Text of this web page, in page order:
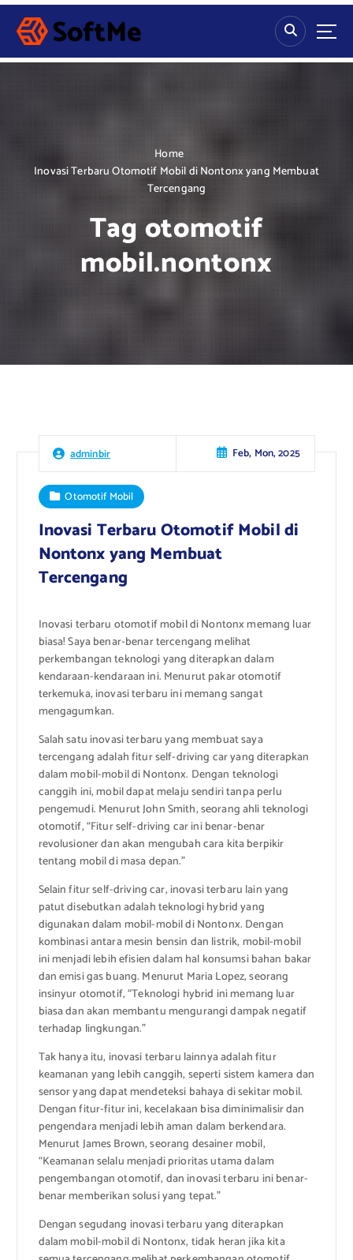
S
p
Home
Inovasi Terbaru Otomotif Mobil di Nontonx yang Membuat
Tercengang
Tag otomotif
mobil.nontonx
adminbir Feb, Mon, 2025
Otomotif Mobil
Inovasi Terbaru Otomotif Mobil di
Nontonx yang Membuat
Tercengang
Inovasi terbaru otomotif mobil di Nontonx memang luar
biasa! Saya benar-benar tercengang melihat
perkembangan teknologi yang diterapkan dalam
kendaraan-kendaraan ini. Menurut pakar otomotif
terkemuka, inovasi terbaru ini memang sangat
mengagumkan.
Salah satu inovasi terbaru yang membuat saya
tercengang adalah fitur self-driving car yang diterapkan
dalam mobil-mobil di Nontonx. Dengan teknologi
canggih ini, mobil dapat melaju sendiri tanpa perlu
pengemudi. Menurut John Smith, seorang ahli teknologi
otomotif, “Fitur self-driving car ini benar-benar
revolusioner dan akan mengubah cara kita berpikir
tentang mobil di masa depan.”
Selain fitur self-driving car, inovasi terbaru lain yang
patut disebutkan adalah teknologi hybrid yang
digunakan dalam mobil-mobil di Nontonx. Dengan
kombinasi antara mesin bensin dan listrik, mobil-mobil
ini menjadi lebih efisien dalam hal konsumsi bahan bakar
dan emisi gas buang. Menurut Maria Lopez, seorang
insinyur otomotif, “Teknologi hybrid ini memang luar
biasa dan akan membantu mengurangi dampak negatif
terhadap lingkungan.”
Tak hanya itu, inovasi terbaru lainnya adalah fitur
keamanan yang lebih canggih, seperti sistem kamera dan
sensor yang dapat mendeteksi bahaya di sekitar mobil.
Dengan fitur-fitur ini, kecelakaan bisa diminimalisir dan
pengendara menjadi lebih aman dalam berkendara.
Menurut James Brown, seorang desainer mobil,
“Keamanan selalu menjadi prioritas utama dalam
pengembangan otomotif, dan inovasi terbaru ini benar-
benar memberikan solusi yang tepat.”
Dengan segudang inovasi terbaru yang diterapkan
dalam mobil-mobil di Nontonx, tidak heran jika kita